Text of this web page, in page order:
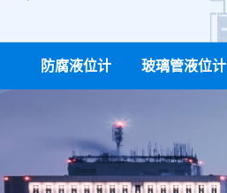
防腐液位计 玻璃管液位计